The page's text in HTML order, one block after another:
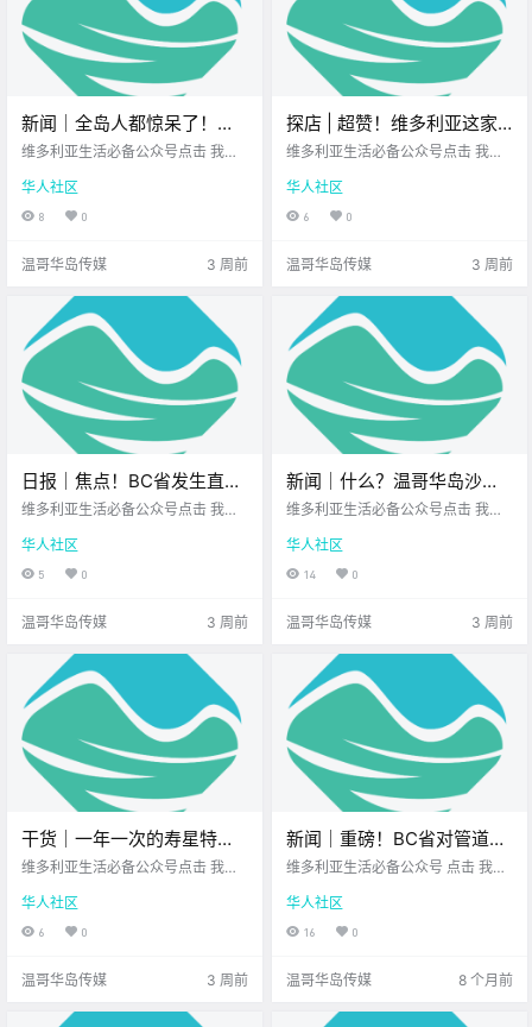
新闻｜全岛人都惊呆了！昨
晚West Shore 29起魔幻事
生！温哥华岛北端发生地
震！
维多利亚生活必备公众号点击 我在
想一直在你身边您值得信赖的地产
经纪北美最大亚洲超市 大家周二好
West Shor.
华人社区
8 0
温哥华岛传媒 3 周前
探店 | 超赞！维多利亚这家
藏在安静街区的宝藏冰淇
维多利亚生活必备公众号点击 我在
想一直在你身边北美最大亚洲超市
您值得信赖的地产经纪 前天和朋友
近有一家 Kid.
华人社区
6 0
温哥华岛传媒 3 周前
日报｜焦点！BC省发生直升
机坠毁事故，两人遇难！维
车，连撞数车！
维多利亚生活必备公众号点击 我在
想一直在你身边UPS维多利亚DT店
您值得信赖的地产经纪公元2026年
预报（.
华人社区
5 0
温哥华岛传媒 3 周前
新闻｜什么？温哥华岛沙雕
节遭恶意破坏！BC省护士罢
段！
维多利亚生活必备公众号点击 我在
想一直在你身边您值得信赖的地产
经纪北美最大亚洲超市 大家周一好
arksville.
华人社区
14 0
温哥华岛传媒 3 周前
干货｜一年一次的寿星特
权！维多利亚这6个免费生日
维多利亚生活必备公众号点击 我在
想一直在你身边您值得信赖的地产
经纪北美最大亚洲超市 在维多利亚
本地最新的.
华人社区
6 0
温哥华岛传媒 3 周前
新闻｜重磅！BC省对管道协
议不买账！自由党掉票！但
利亚市中心停车优惠来啦！
维多利亚生活必备公众号 点击 我在
想一直在你身边 大家周一好呀～ 1
2月正式登场 岛上的圣诞季 也跟着
华人社区
16 0
温哥华岛传媒 8 个月前